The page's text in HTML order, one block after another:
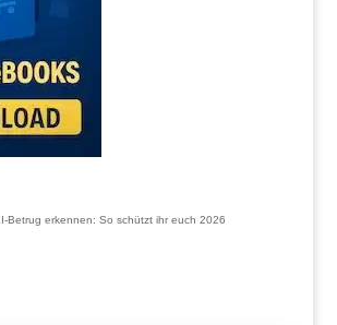
Betrug erkennen: So schützt ihr euch 2026